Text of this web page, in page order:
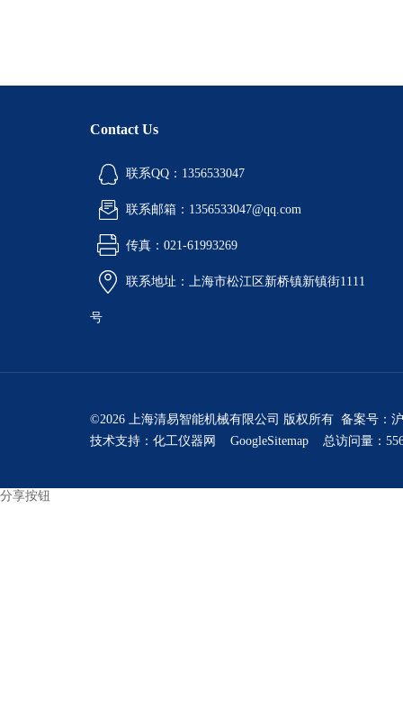
Contact Us
联系QQ：1356533047
联系邮箱：1356533047@qq.com
传真：021-61993269
联系地址：上海市松江区新桥镇新镇街1111
号
©2026 上海清易智能机械有限公司 版权所有 备案号：
技术支持： 化工仪器网 GoogleSitemap 总访问量：
分享按钮